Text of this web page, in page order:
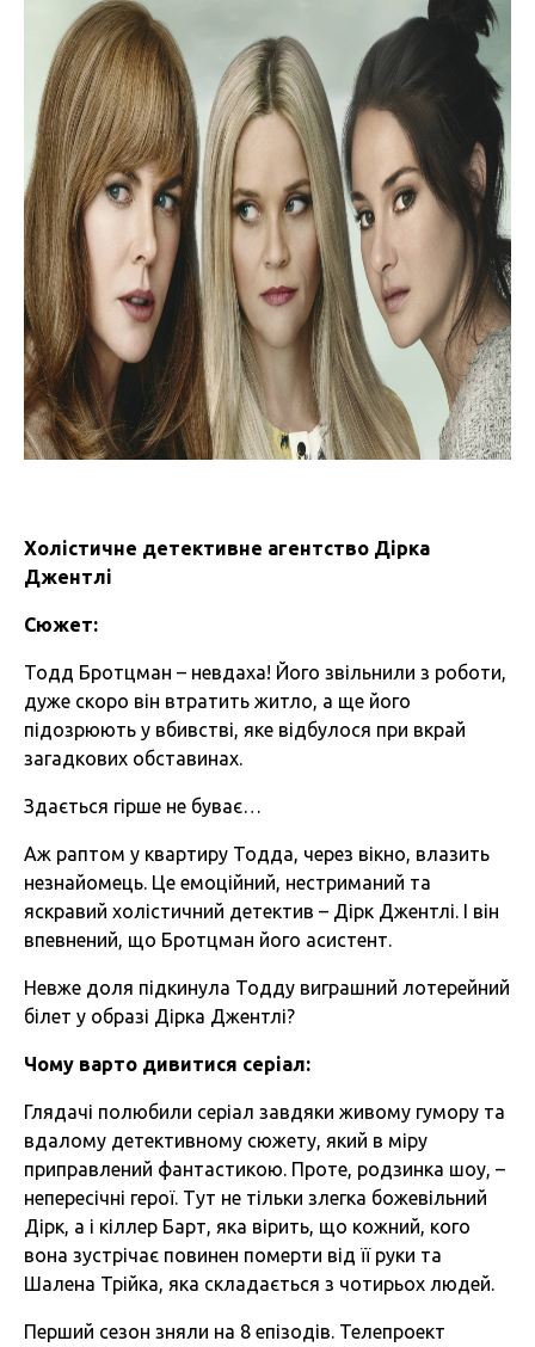
Холістичне детективне агентство Дірка
Джентлі
Сюжет:
Тодд Бротцман – невдаха! Його звільнили з роботи,
дуже скоро він втратить житло, а ще його
підозрюють у вбивстві, яке відбулося при вкрай
загадкових обставинах.
Здається гірше не буває…
Аж раптом у квартиру Тодда, через вікно, влазить
незнайомець. Це емоційний, нестриманий та
яскравий холістичний детектив – Дірк Джентлі. І він
впевнений, що Бротцман його асистент.
Невже доля підкинула Тодду виграшний лотерейний
білет у образі Дірка Джентлі?
Чому варто дивитися серіал:
Глядачі полюбили серіал завдяки живому гумору та
вдалому детективному сюжету, який в міру
приправлений фантастикою. Проте, родзинка шоу, –
непересічні герої. Тут не тільки злегка божевільний
Дірк, а і кіллер Барт, яка вірить, що кожний, кого
вона зустрічає повинен померти від її руки та
Шалена Трійка, яка складається з чотирьох людей.
Перший сезон зняли на 8 епізодів. Телепроект